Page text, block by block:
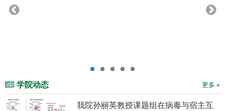
学院动态 更多 »
我院孙丽英教授课题组在病毒与宿主互